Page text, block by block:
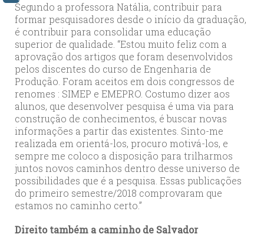
Segundo a professora Natália, contribuir para
formar pesquisadores desde o início da graduação,
é contribuir para consolidar uma educação
superior de qualidade. “Estou muito feliz com a
aprovação dos artigos que foram desenvolvidos
pelos discentes do curso de Engenharia de
Produção. Foram aceitos em dois congressos de
renomes : SIMEP e EMEPRO. Costumo dizer aos
alunos, que desenvolver pesquisa é uma via para
construção de conhecimentos, é buscar novas
informações a partir das existentes. Sinto-me
realizada em orientá-los, procuro motivá-los, e
sempre me coloco a disposição para trilharmos
juntos novos caminhos dentro desse universo de
possibilidades que é a pesquisa. Essas publicações
do primeiro semestre/2018 comprovaram que
estamos no caminho certo.”
Direito também a caminho de Salvador